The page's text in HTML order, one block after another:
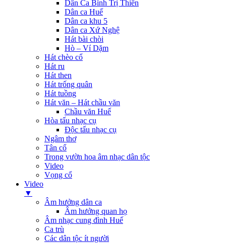
Dân Ca Bình Trị Thiên
Dân ca Huế
Dân ca khu 5
Dân ca Xứ Nghệ
Hát bài chòi
Hò – Ví Dặm
Hát chèo cổ
Hát ru
Hát then
Hát trống quân
Hát tuồng
Hát văn – Hát chầu văn
Chầu văn Huế
Hòa tấu nhạc cụ
Độc tấu nhạc cụ
Ngâm thơ
Tân cổ
Trong vườn hoa âm nhạc dân tộc
Video
Vọng cổ
Video
▼
Âm hưởng dân ca
Âm hưởng quan họ
Âm nhạc cung đình Huế
Ca trù
Các dân tộc ít người